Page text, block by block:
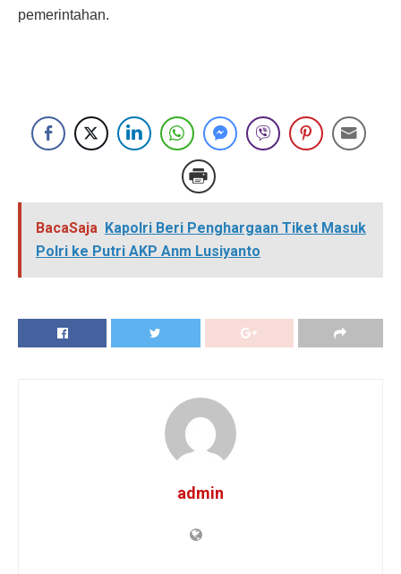
pemerintahan.
BacaSaja Kapolri Beri Penghargaan Tiket Masuk
Polri ke Putri AKP Anm Lusiyanto
admin